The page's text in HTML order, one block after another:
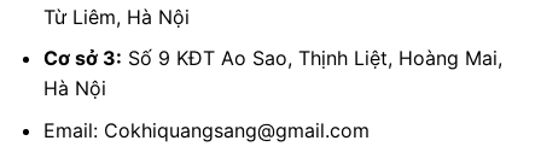
Từ Liêm, Hà Nội
Cơ sở 3: Số 9 KĐT Ao Sao, Thịnh Liệt, Hoàng Mai,
Hà Nội
Email: Cokhiquangsang@gmail.com